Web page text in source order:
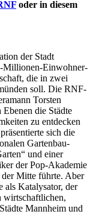
oder in diesem
der Stadt
Millionen-Einwohner-
die in zwei
soll. Die RNF-
Torsten
die Städte
zu entdecken
sich die
Gartenbau-
und einer
der Pop-Akademie
der Mitte führte. Aber
als Katalysator, der
wirtschaftlichen,
Mannheim und